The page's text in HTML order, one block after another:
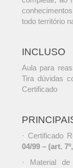
todo território
INCLUSO
Aula para
Tira dúvidas
Certificado
· Certificado
04/99 – (art.
· Material